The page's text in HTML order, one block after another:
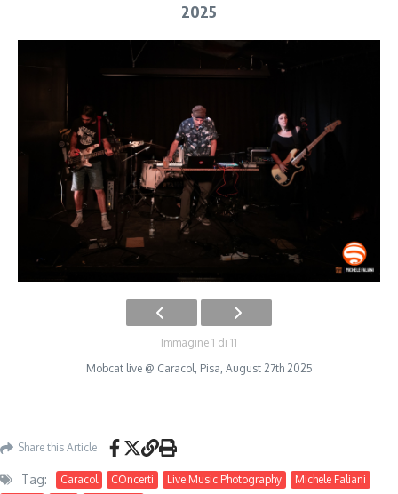
2025
Immagine 1 di 11
Mobcat live @ Caracol, Pisa, August 27th 2025
Share this Article
Tag: Caracol COncerti Live Music Photography
Michele Faliani